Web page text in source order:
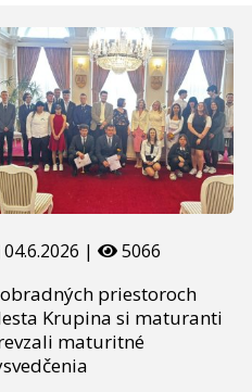
04.6.2026 | 5066
priestoroch
Krupina si maturanti
maturitné